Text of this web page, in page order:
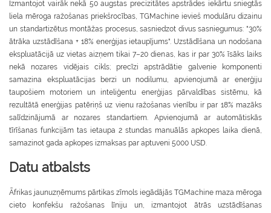
Izmantojot vairāk nekā 50 augstas precizitātes apstrādes iekārtu sniegtās
liela mēroga ražošanas priekšrocības, TGMachine ievieš modulāru dizainu
un standartizētus montāžas procesus, sasniedzot divus sasniegumus: "30%
ātrāka uzstādīšana + 18% enerģijas ietaupījums". Uzstādīšana un nodošana
ekspluatācijā uz vietas aizņem tikai 7–20 dienas, kas ir par 30% īsāks laiks
nekā nozares vidējais cikls; precīzi apstrādātie galvenie komponenti
samazina ekspluatācijas berzi un nodilumu, apvienojumā ar enerģiju
taupošiem motoriem un inteliģentu enerģijas pārvaldības sistēmu, kā
rezultātā enerģijas patēriņš uz vienu ražošanas vienību ir par 18% mazāks
salīdzinājumā ar nozares standartiem. Apvienojumā ar automātiskās
tīrīšanas funkcijām tas ietaupa 2 stundas manuālās apkopes laika dienā,
samazinot gada apkopes izmaksas par aptuveni 5000 USD.
Datu atbalsts
Āfrikas jaunuzņēmums pārtikas zīmols iegādājās TGMachine maza mēroga
cieto konfekšu ražošanas līniju un, izmantojot ātrās uzstādīšanas